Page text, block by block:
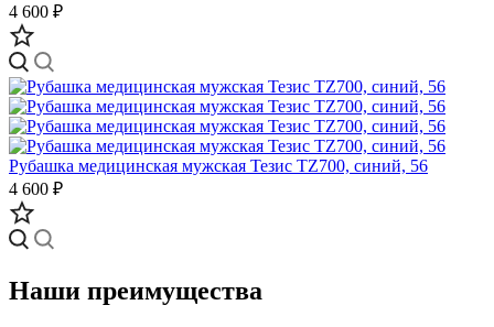
4 600 ₽
Рубашка медицинская мужская Тезис TZ700, синий, 56
4 600 ₽
Наши преимущества